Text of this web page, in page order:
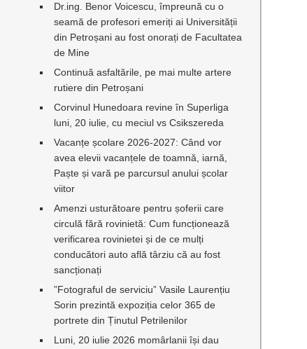
Dr.ing. Benor Voicescu, împreună cu o
seamă de profesori emeriți ai Universității
din Petroșani au fost onorați de Facultatea
de Mine
Continuă asfaltările, pe mai multe artere
rutiere din Petroșani
Corvinul Hunedoara revine în Superliga
luni, 20 iulie, cu meciul vs Csikszereda
Vacanțe școlare 2026-2027: Când vor
avea elevii vacanțele de toamnă, iarnă,
Paște și vară pe parcursul anului școlar
viitor
Amenzi usturătoare pentru șoferii care
circulă fără rovinietă: Cum funcționează
verificarea rovinietei și de ce mulți
conducători auto află târziu că au fost
sancționați
”Fotograful de serviciu” Vasile Laurențiu
Sorin prezintă expoziția celor 365 de
portrete din Ținutul Petrilenilor
Luni, 20 iulie 2026 momârlanii își dau